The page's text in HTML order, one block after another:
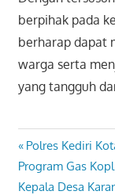
berpihak pada
berharap dapat
warga serta
yang tangguh
Navigasi
pos
Previous
Post:
Polres Kediri
Program Gas
Next
Kepala Desa